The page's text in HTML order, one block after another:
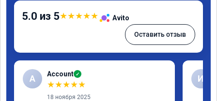
5.0 из 5★★★★★ Avito
Оставить отзыв
A Account ✓
★★★★★
18 ноября 2025
И